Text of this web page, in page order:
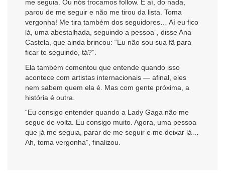
me seguia. Ou nós trocamos follow. E aí, do nada,
parou de me seguir e não me tirou da lista. Toma
vergonha! Me tira também dos seguidores… Aí eu fico
lá, uma abestalhada, seguindo a pessoa”, disse Ana
Castela, que ainda brincou: “Eu não sou sua fã para
ficar te seguindo, tá?”.
Ela também comentou que entende quando isso
acontece com artistas internacionais — afinal, eles
nem sabem quem ela é. Mas com gente próxima, a
história é outra.
“Eu consigo entender quando a Lady Gaga não me
segue de volta. Eu consigo muito. Agora, uma pessoa
que já me seguia, parar de me seguir e me deixar lá…
Ah, toma vergonha”, finalizou.